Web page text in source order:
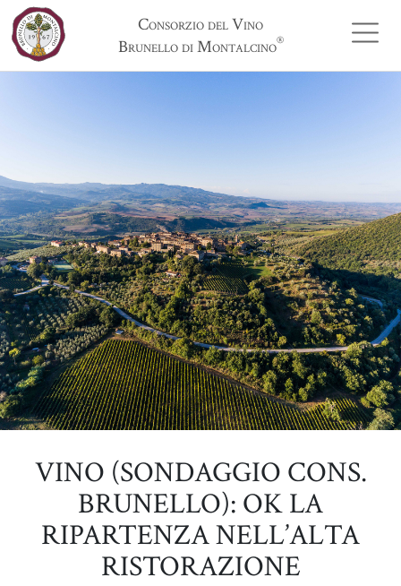
Consorzio del Vino
Brunello di Montalcino®
VINO (SONDAGGIO CONS.
BRUNELLO): OK LA
RIPARTENZA NELL’ALTA
RISTORAZIONE